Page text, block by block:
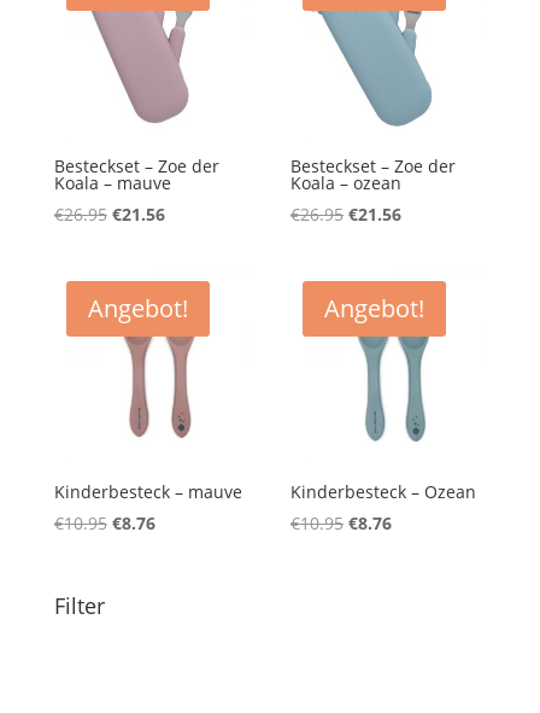
Besteckset – Zoe der
Koala – mauve
€26.95 Ursprünglicher
€26.95
€21.56Aktueller
€21.56.
Besteckset – Zoe der
Koala – ozean
€26.95 Ursprünglicher
€26.95
€21.56Aktueller
€21.56.
Angebot!
Kinderbesteck – mauve
€10.95 Ursprünglicher
€8.76Aktueller
Angebot!
Kinderbesteck – Ozean
€10.95 Ursprünglicher
€8.76Aktueller
Filter